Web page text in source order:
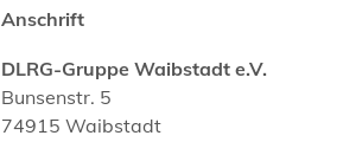
Anschrift
DLRG-Gruppe Waibstadt e.V.
Bunsenstr. 5
74915 Waibstadt